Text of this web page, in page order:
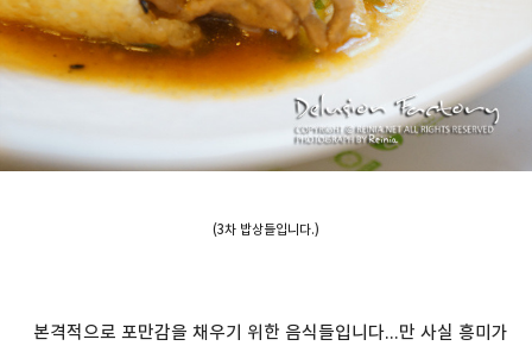
(3차 밥상들입니다.)
본격적으로 포만감을 채우기 위한 음식들입니다...만 사실 흥미가